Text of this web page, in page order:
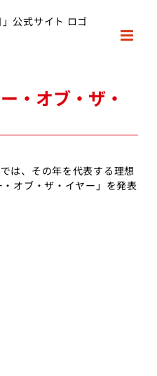
・オブ・ザ・
は、その年を代表する理想
オブ・ザ・イヤー」を発表